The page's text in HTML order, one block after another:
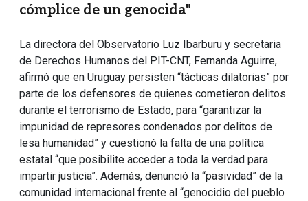
cómplice de un genocida"
La directora del Observatorio Luz Ibarburu y secretaria
de Derechos Humanos del PIT-CNT, Fernanda Aguirre,
afirmó que en Uruguay persisten “tácticas dilatorias” por
parte de los defensores de quienes cometieron delitos
durante el terrorismo de Estado, para “garantizar la
impunidad de represores condenados por delitos de
lesa humanidad” y cuestionó la falta de una política
estatal “que posibilite acceder a toda la verdad para
impartir justicia”. Además, denunció la “pasividad” de la
comunidad internacional frente al “genocidio del pueblo